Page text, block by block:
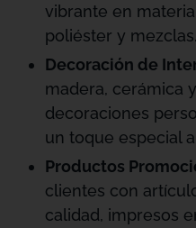
vibrante en
poliéster y mezclas.
Decoración de
madera, cerámica
decoraciones
un toque especial
Productos
clientes con
calidad, impresos